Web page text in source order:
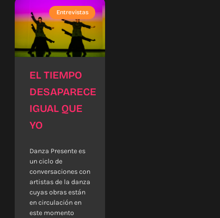
Entrevistas
EL TIEMPO
DESAPARECE
IGUAL QUE
YO
Danza Presente es
un ciclo de
conversaciones con
artistas de la danza
cuyas obras están
en circulación en
este momento